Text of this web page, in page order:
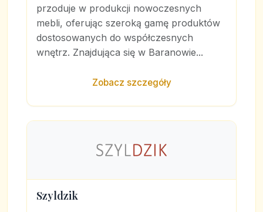
przoduje w produkcji nowoczesnych
mebli, oferując szeroką gamę produktów
dostosowanych do współczesnych
wnętrz. Znajdująca się w Baranowie...
Zobacz szczegóły
Szyldzik